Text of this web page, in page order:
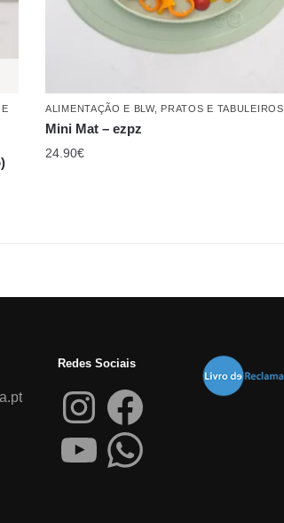
ALIMENTAÇÃO E BLW, PRATOS E TABULEIROS
Mini Mat – ezpz
24.90€
Redes Sociais